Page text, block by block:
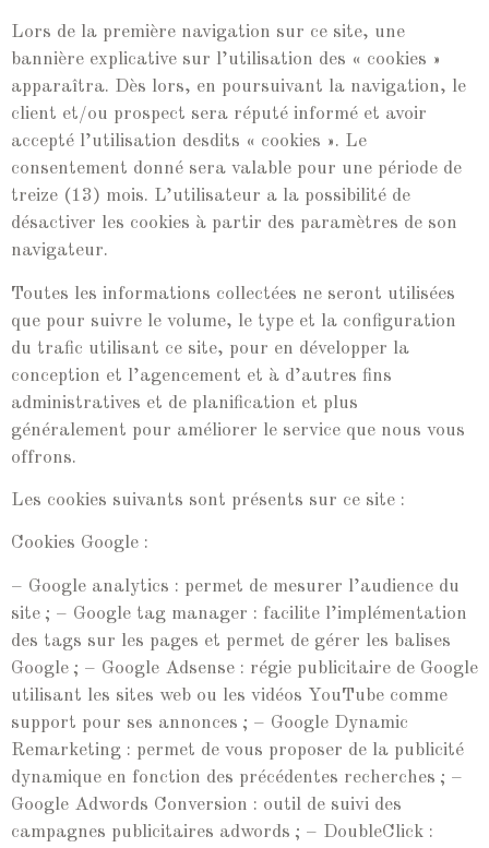
Lors de la première navigation sur ce site, une
bannière explicative sur l’utilisation des « cookies »
apparaîtra. Dès lors, en poursuivant la navigation, le
client et/ou prospect sera réputé informé et avoir
accepté l’utilisation desdits « cookies ». Le
consentement donné sera valable pour une période de
treize (13) mois. L’utilisateur a la possibilité de
désactiver les cookies à partir des paramètres de son
navigateur.
Toutes les informations collectées ne seront utilisées
que pour suivre le volume, le type et la configuration
du trafic utilisant ce site, pour en développer la
conception et l’agencement et à d’autres fins
administratives et de planification et plus
généralement pour améliorer le service que nous vous
offrons.
Les cookies suivants sont présents sur ce site :
Cookies Google :
– Google analytics : permet de mesurer l’audience du
site ; – Google tag manager : facilite l’implémentation
des tags sur les pages et permet de gérer les balises
Google ; – Google Adsense : régie publicitaire de Google
utilisant les sites web ou les vidéos YouTube comme
support pour ses annonces ; – Google Dynamic
Remarketing : permet de vous proposer de la publicité
dynamique en fonction des précédentes recherches ; –
Google Adwords Conversion : outil de suivi des
campagnes publicitaires adwords ; – DoubleClick :